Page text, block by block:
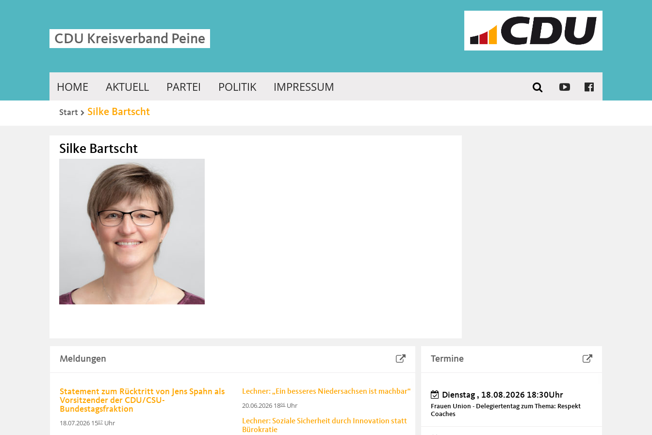
HOME AKTUELL PARTEI POLITIK IMPRESSUM
CDU Kreisverband Peine
Start Silke Bartscht
Silke Bartscht
Meldungen
Statement zum Rücktritt von Jens Spahn als
Vorsitzender der CDU/CSU-
Bundestagsfraktion
18.07.2026 1507 Uhr
Lechner: „Ein besseres Niedersachsen ist machbar“
20.06.2026 1806Uhr
Lechner: Soziale Sicherheit durch Innovation statt
Bürokratie
Termine
Dienstag , 18.08.2026 18:30Uhr
Frauen Union - Delegiertentag zum Thema: Respekt
Coaches